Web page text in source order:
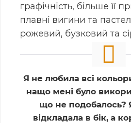
графічність, більше її
плавні вигини та
рожевий, бузковий та
Я не любила всі
нащо мені було
що не подобалось?
відкладала в бік, а